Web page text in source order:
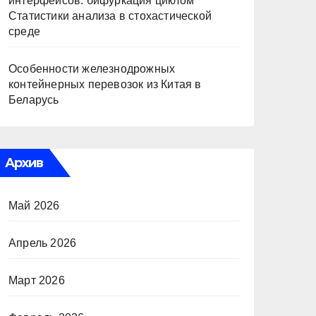
Статистики анализа в стохастической
среде
Особенности железнодрожных
контейнерных перевозок из Китая в
Беларусь
Архив
Май 2026
Апрель 2026
Март 2026